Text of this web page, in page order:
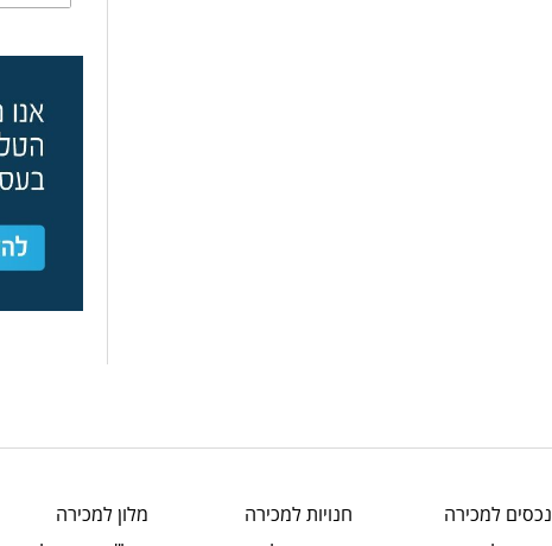
נכסים למכירה
חנויותלמכירה
מלון למכירה